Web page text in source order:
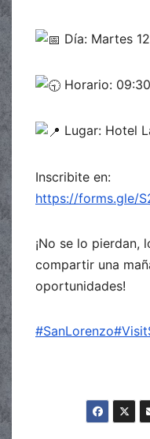
Día: Martes
Horario:
Lugar: Hotel
Inscribite en:
https://forms.gle/
¡No se lo pierdan,
compartir una
oportunidades!
#SanLorenzo